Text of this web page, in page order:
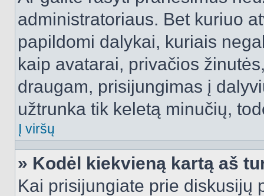
administratoriaus. Bet kuriuo
papildomi dalykai, kuriais
kaip avatarai, privačios
draugam, prisijungimas į
užtrunka tik keletą minučių,
Į viršų
» Kodėl kiekvieną kartą aš
Kai prisijungiate prie diskusijų